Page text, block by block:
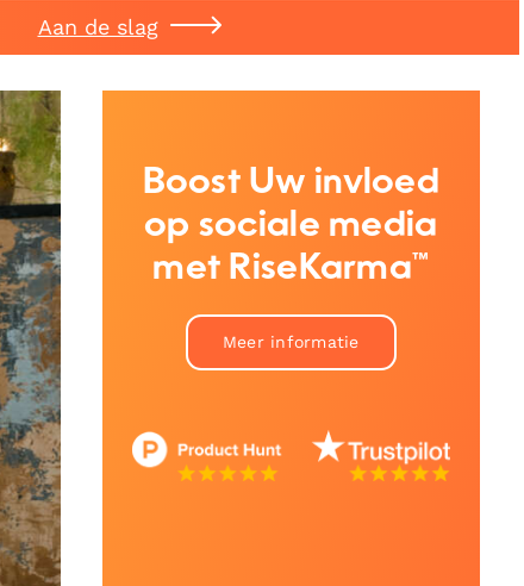
Aan de slag
Boost Uw invloed
op sociale media
met RiseKarma™
Meer informatie